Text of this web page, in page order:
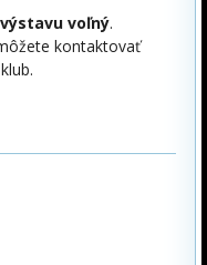
voľný.
kontaktovať